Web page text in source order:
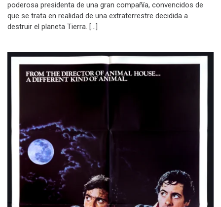
poderosa presidenta de una gran compañía, convencidos de
que se trata en realidad de una extraterrestre decidida a
destruir el planeta Tierra. […]